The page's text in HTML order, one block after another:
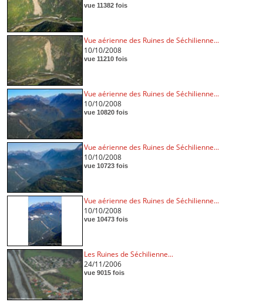
vue 11382 fois
Vue aérienne des Ruines de Séchilienne...
10/10/2008
vue 11210 fois
Vue aérienne des Ruines de Séchilienne...
10/10/2008
vue 10820 fois
Vue aérienne des Ruines de Séchilienne...
10/10/2008
vue 10723 fois
Vue aérienne des Ruines de Séchilienne...
10/10/2008
vue 10473 fois
Les Ruines de Séchilienne...
24/11/2006
vue 9015 fois